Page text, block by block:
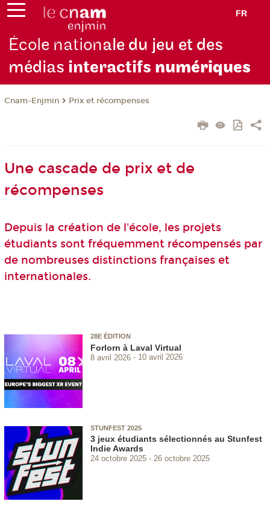
FR
École nationale du jeu et des
médias interactifs numériques
Cnam-Enjmin Prix et récompenses
Une cascade de prix et de
récompenses
Depuis la création de l'école, les projets
étudiants sont fréquemment récompensés par
de nombreuses distinctions françaises et
internationales.
28E ÉDITION
Forlorn à Laval Virtual
8 avril 2026 10 avril 2026
STUNFEST 2025
3 jeux étudiants sélectionnés au Stunfest
Indie Awards
24 octobre 2025 26 octobre 2025